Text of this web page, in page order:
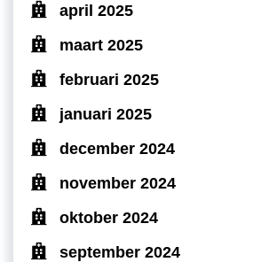
april 2025
maart 2025
februari 2025
januari 2025
december 2024
november 2024
oktober 2024
september 2024